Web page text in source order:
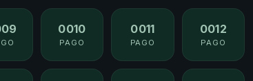
0010
PAGO
0011
PAGO
0012
PAGO